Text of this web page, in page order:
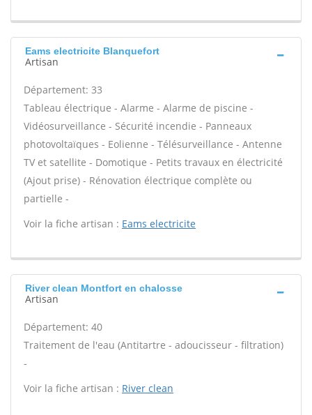
Eams electricite Blanquefort
Artisan
Département: 33
Tableau électrique - Alarme - Alarme de piscine -
Vidéosurveillance - Sécurité incendie - Panneaux
photovoltaïques - Eolienne - Télésurveillance - Antenne
TV et satellite - Domotique - Petits travaux en électricité
(Ajout prise) - Rénovation électrique complète ou
partielle -
Voir la fiche artisan : Eams electricite
River clean Montfort en chalosse
Artisan
Département: 40
Traitement de l'eau (Antitartre - adoucisseur - filtration)
-
Voir la fiche artisan : River clean